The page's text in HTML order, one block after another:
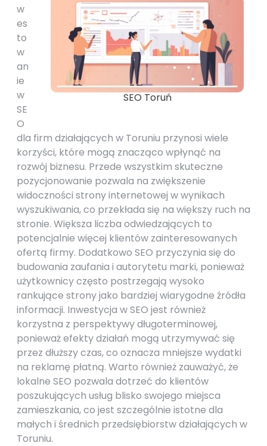
SEO Toruń
w
es
to
w
an
ie
w
SE
O
dla firm działających w Toruniu przynosi wiele
korzyści, które mogą znacząco wpłynąć na
rozwój biznesu. Przede wszystkim skuteczne
pozycjonowanie pozwala na zwiększenie
widoczności strony internetowej w wynikach
wyszukiwania, co przekłada się na większy ruch na
stronie. Większa liczba odwiedzających to
potencjalnie więcej klientów zainteresowanych
ofertą firmy. Dodatkowo SEO przyczynia się do
budowania zaufania i autorytetu marki, ponieważ
użytkownicy często postrzegają wysoko
rankujące strony jako bardziej wiarygodne źródła
informacji. Inwestycja w SEO jest również
korzystna z perspektywy długoterminowej,
ponieważ efekty działań mogą utrzymywać się
przez dłuższy czas, co oznacza mniejsze wydatki
na reklamę płatną. Warto również zauważyć, że
lokalne SEO pozwala dotrzeć do klientów
poszukujących usług blisko swojego miejsca
zamieszkania, co jest szczególnie istotne dla
małych i średnich przedsiębiorstw działających w
Toruniu.